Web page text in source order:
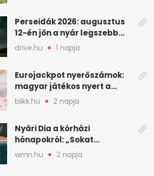
Perseidák 2026: augusztus
12-én jön a nyár legszebb
csillaghullása
drive.hu 1 napja
Eurojackpot nyerőszámok:
magyar játékos nyert a
2026. augusztus 4-i húzáson
blikk.hu 2 napja
Nyári Dia a kórházi
hónapokról: „Sokat
veszekedtem Istennel”
wmn.hu 2 napja